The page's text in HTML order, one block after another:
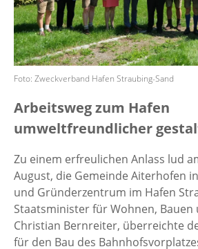
Foto: Zweckverband Hafen Straubing-Sand
Arbeitsweg zum Hafen
umweltfreundlicher
Zu einem erfreulichen Anlass lud
August, die Gemeinde Aiterhofen
und Gründerzentrum im Hafen
Staatsminister für Wohnen, Bauen
Christian Bernreiter, überreichte
für den Bau des